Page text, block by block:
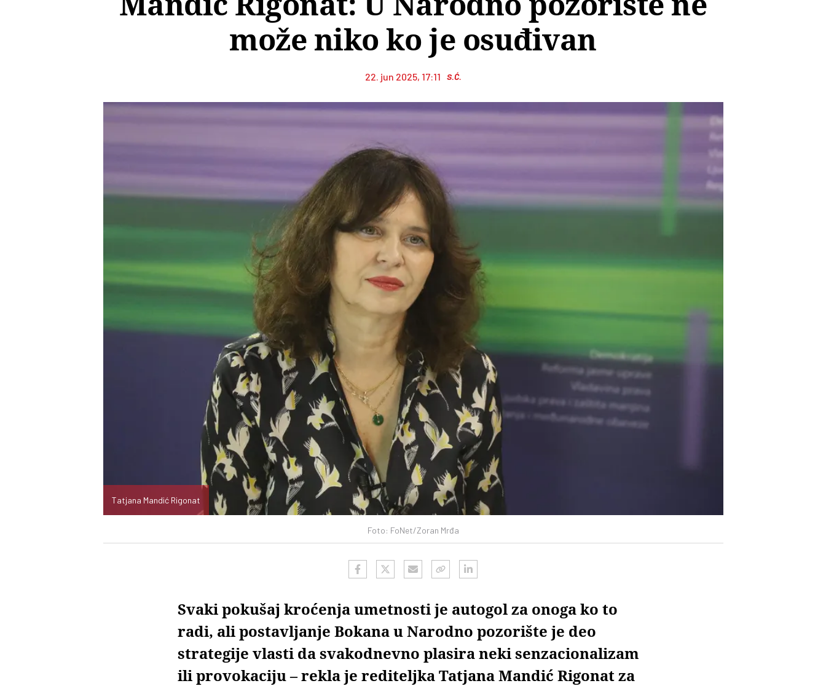
može niko ko je osuđivan
22. jun 2025, 17:11 S.Ć.
Foto: FoNet/Zoran Mrđa
Tatjana Mandić Rigonat
Svaki pokušaj kroćenja umetnosti je autogol za onoga ko to
radi, ali postavljanje Bokana u Narodno pozorište je deo
strategije vlasti da svakodnevno plasira neki senzacionalizam
ili provokaciju – rekla je rediteljka Tatjana Mandić Rigonat za